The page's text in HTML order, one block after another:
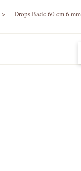
> Drops Basic 60 cm 6 mm